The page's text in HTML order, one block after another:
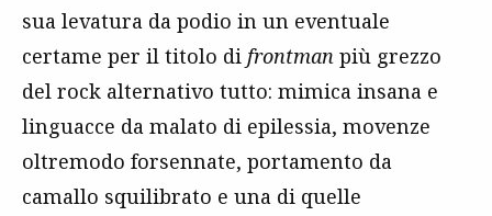
sua levatura da podio in un eventuale
certame per il titolo di frontman più grezzo
del rock alternativo tutto: mimica insana e
linguacce da malato di epilessia, movenze
oltremodo forsennate, portamento da
camallo squilibrato e una di quelle